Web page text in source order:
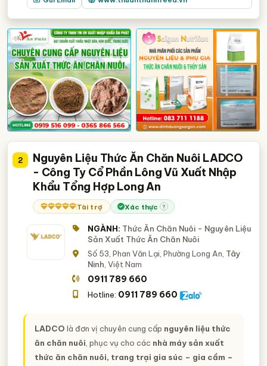
2
Nguyên Liệu Thức Ăn Chăn Nuôi LADCO
- Công Ty Cổ Phần Lông Vũ Xuất Nhập
Khẩu Tổng Hợp Long An
Tài trợ Xác thực ?
NGÀNH: Thức Ăn Chăn Nuôi - Nguyên Liệu
Sản Xuất Thức Ăn Chăn Nuôi
Số 53, Phan Văn Lại, Phường Long An, Tây
Ninh, Việt Nam
0911 789 660
Hotline: 0911 789 660
LADCO là đơn vị chuyên cung cấp nguyên liệu thức
ăn chăn nuôi, phục vụ cho các nhà máy sản xuất
thức ăn chăn nuôi, trang trại gia súc – gia cầm –